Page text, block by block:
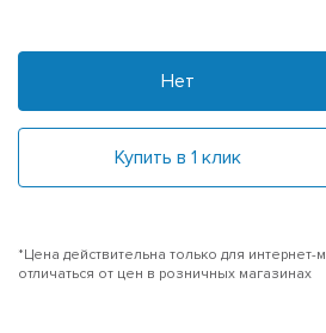
Нет
Купить в 1 клик
*Цена действительна только для
отличаться от цен в розничных магазинах